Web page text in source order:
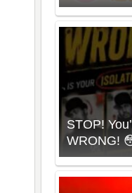
STOP!
WRONG!